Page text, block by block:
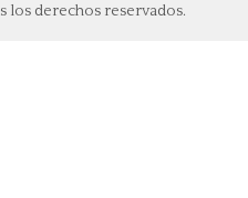
los derechos reservados.